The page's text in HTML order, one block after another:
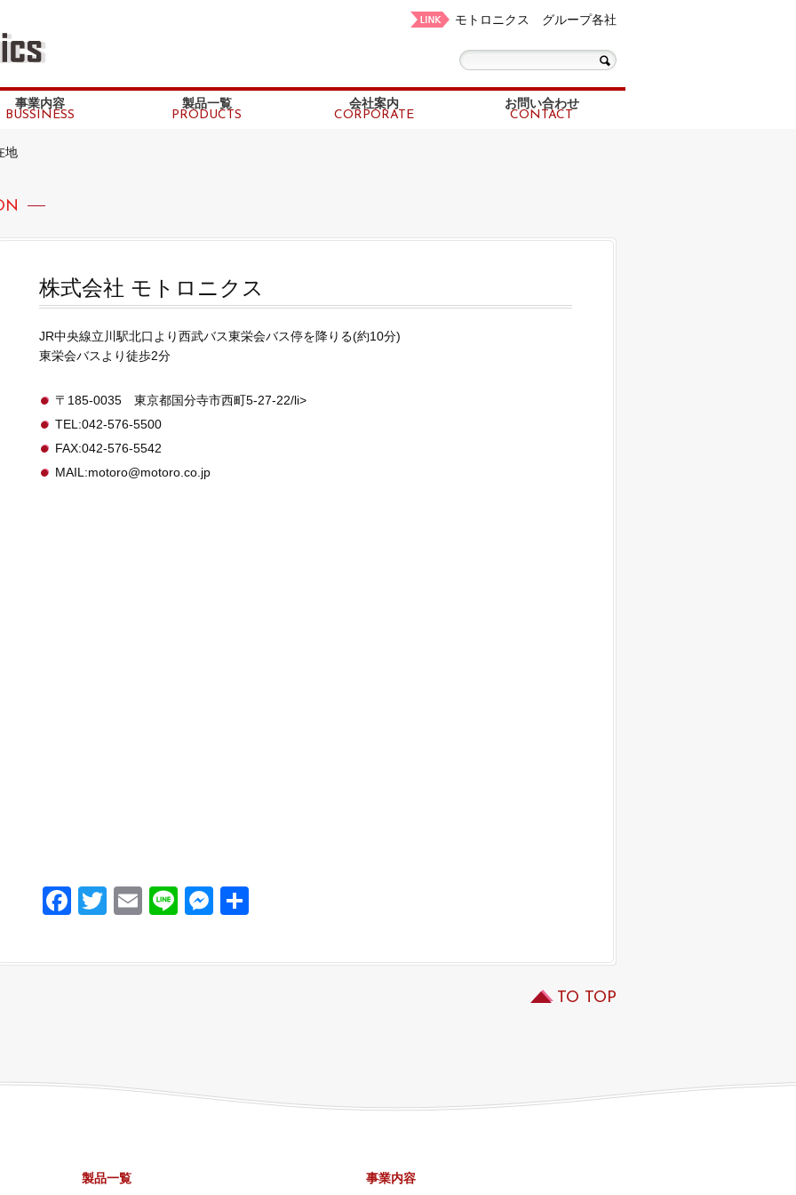
モトロニクス グループ各社
事業内容
BUSSINESS
製品一覧
PRODUCTS
会社案内
CORPORATE
お問い合わせ
CONTACT
地
株式会社 モトロニクス
JR中央線立川駅北口より西武バス東栄会バス停を降りる(約10分)
東栄会バスより徒歩2分
〒185-0035 東京都国分寺市西町5-27-22/li>
TEL:042-576-5500
FAX:042-576-5542
MAIL:motoro@motoro.co.jp
Facebook
Twitter
EmailLineMessenger
TO TOP
製品一覧 事業内容